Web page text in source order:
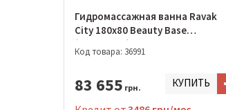
Гидромассажная ванна Ravak
City 180x80 Beauty Base
(GMSR1644)
Код товара: 36991
83 655 грн. КУПИТЬ